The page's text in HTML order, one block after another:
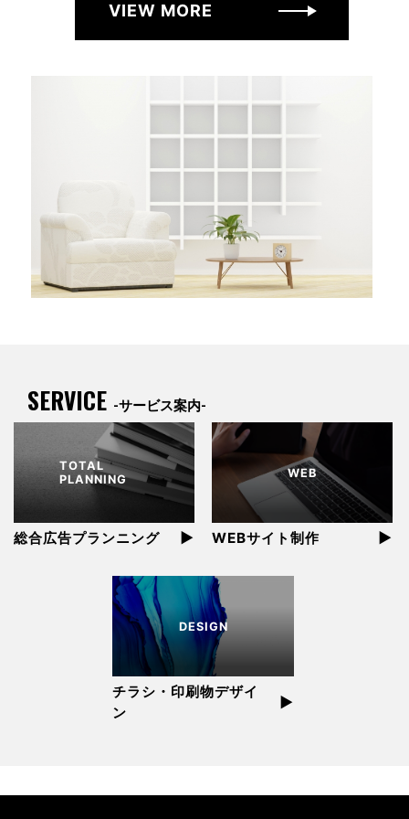
VIEW MORE
SERVICE -サービス案内-
TOTAL
PLANNING
総合広告プランニング ▶︎
WEB
WEBサイト制作 ▶︎
DESIGN
チラシ・印刷物デザイ
ン
▶︎